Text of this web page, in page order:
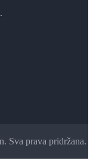
Sva prava pridržana.